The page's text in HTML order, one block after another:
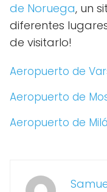
de Noruega, un
diferentes
de visitarlo!
Aeropuerto de
Aeropuerto de
Aeropuerto de